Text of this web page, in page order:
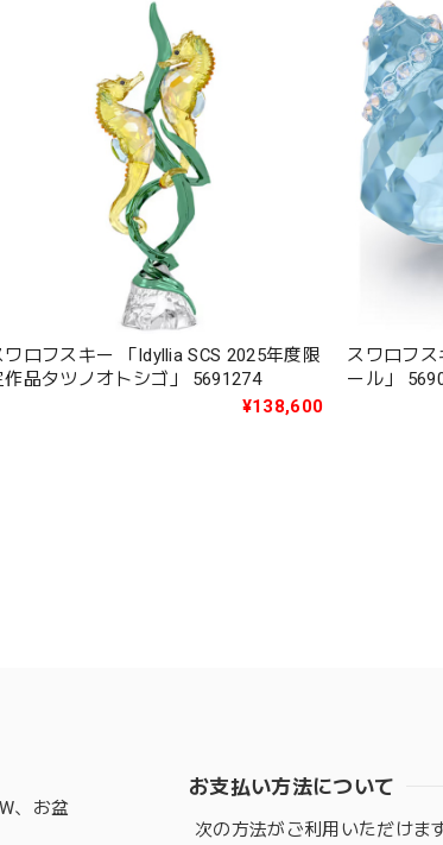
ワロフスキー 「Idyllia SCS 2025年度限
定作品タツノオトシゴ」 5691274
¥138,600
スワロフス
ール」
、お盆
お支払い方法について
次の方法がご利用いただけま